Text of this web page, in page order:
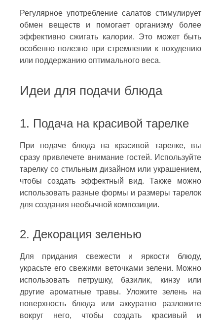
Регулярное употребление салатов стимулирует
обмен веществ и помогает организму более
эффективно сжигать калории. Это может быть
особенно полезно при стремлении к похудению
или поддержанию оптимального веса.
Идеи для подачи блюда
1. Подача на красивой тарелке
При подаче блюда на красивой тарелке, вы
сразу привлечете внимание гостей. Используйте
тарелку со стильным дизайном или украшением,
чтобы создать эффектный вид. Также можно
использовать разные формы и размеры тарелок
для создания необычной композиции.
2. Декорация зеленью
Для придания свежести и яркости блюду,
украсьте его свежими веточками зелени. Можно
использовать петрушку, базилик, кинзу или
другие ароматные травы. Уложите зелень на
поверхность блюда или аккуратно разложите
вокруг него, чтобы создать красивый и